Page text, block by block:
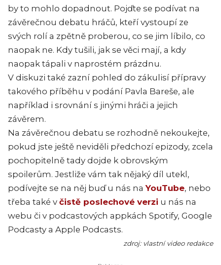
by to mohlo dopadnout. Pojďte se podívat na
závěrečnou debatu hráčů, kteří vystoupí ze
svých rolí a zpětně proberou, co se jim líbilo, co
naopak ne. Kdy tušili, jak se věci mají, a kdy
naopak tápali v naprostém prázdnu.
V diskuzi také zazní pohled do zákulisí přípravy
takového příběhu v podání Pavla Bareše, ale
například i srovnání s jinými hráči a jejich
závěrem.
Na závěrečnou debatu se rozhodně nekoukejte,
pokud jste ještě neviděli předchozí epizody, zcela
pochopitelně tady dojde k obrovským
spoilerům. Jestliže vám tak nějaký díl utekl,
podívejte se na něj buď u nás naYouTube, nebo
třeba také v čistě poslechové verzi u nás na
webu či v podcastových appkách Spotify, Google
Podcasty a Apple Podcasts.
zdroj: vlastní video redakce